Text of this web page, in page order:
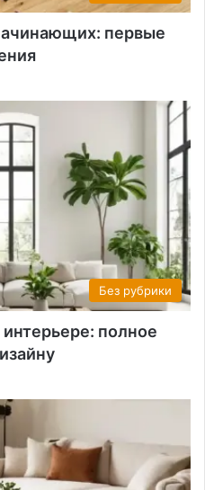
первые
Без рубрики
полное